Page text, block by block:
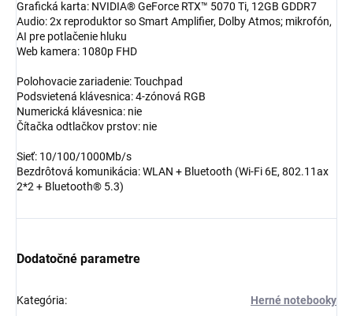
Grafická karta: NVIDIA® GeForce RTX™ 5070 Ti, 12GB GDDR7
Audio: 2x reproduktor so Smart Amplifier, Dolby Atmos; mikrofón,
AI pre potlačenie hluku
Web kamera: 1080p FHD
Polohovacie zariadenie: Touchpad
Podsvietená klávesnica: 4-zónová RGB
Numerická klávesnica: nie
Čítačka odtlačkov prstov: nie
Sieť: 10/100/1000Mb/s
Bezdrôtová komunikácia: WLAN + Bluetooth (Wi-Fi 6E, 802.11ax
2*2 + Bluetooth® 5.3)
Dodatočné parametre
Kategória: Herné notebooky